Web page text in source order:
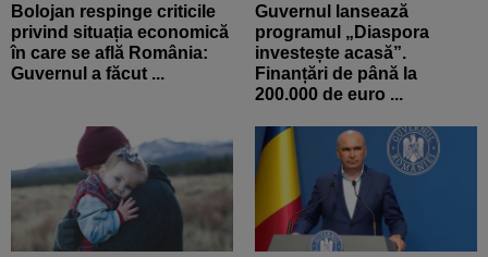
Bolojan respinge criticile
privind situația economică
în care se află România:
Guvernul a făcut ...
Guvernul lansează
programul „Diaspora
investește acasă”.
Finanțări de până la
200.000 de euro ...